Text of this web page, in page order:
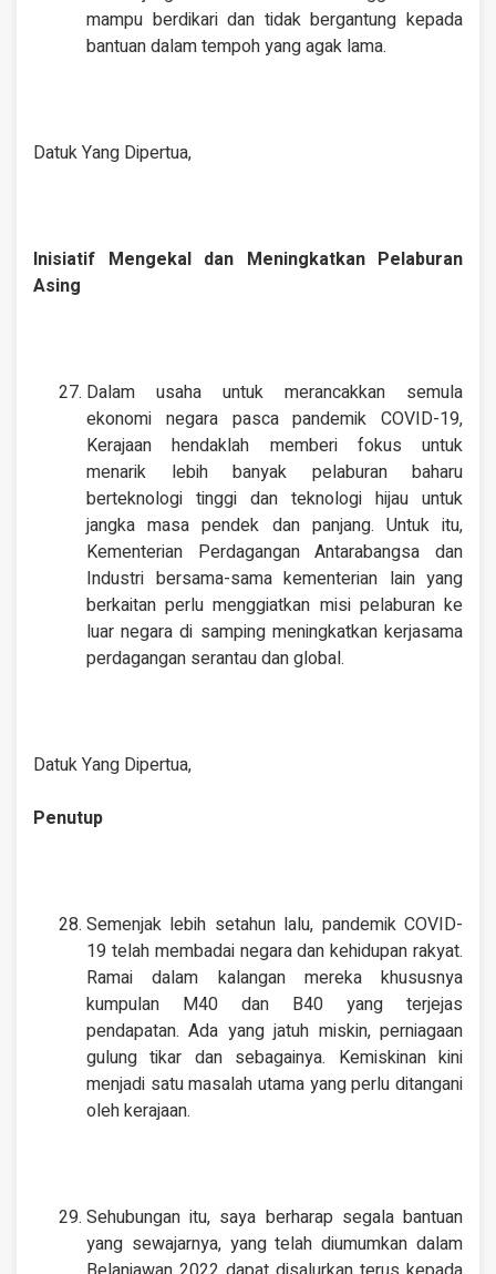
mampu berdikari dan tidak bergantung kepada
bantuan dalam tempoh yang agak lama.
Datuk Yang Dipertua,
Inisiatif Mengekal dan Meningkatkan Pelaburan
Asing
Dalam usaha untuk merancakkan semula
ekonomi negara pasca pandemik COVID-19,
Kerajaan hendaklah memberi fokus untuk
menarik lebih banyak pelaburan baharu
berteknologi tinggi dan teknologi hijau untuk
jangka masa pendek dan panjang. Untuk itu,
Kementerian Perdagangan Antarabangsa dan
Industri bersama-sama kementerian lain yang
berkaitan perlu menggiatkan misi pelaburan ke
luar negara di samping meningkatkan kerjasama
perdagangan serantau dan global.
Datuk Yang Dipertua,
Penutup
Semenjak lebih setahun lalu, pandemik COVID-
19 telah membadai negara dan kehidupan rakyat.
Ramai dalam kalangan mereka khususnya
kumpulan M40 dan B40 yang terjejas
pendapatan. Ada yang jatuh miskin, perniagaan
gulung tikar dan sebagainya. Kemiskinan kini
menjadi satu masalah utama yang perlu ditangani
oleh kerajaan.
Sehubungan itu, saya berharap segala bantuan
yang sewajarnya, yang telah diumumkan dalam